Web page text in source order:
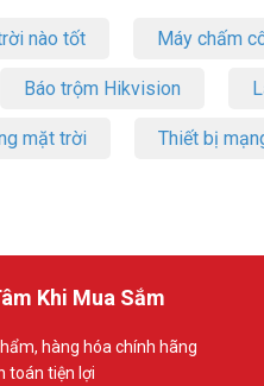
nào tốt Máy chấm
Báo trộm Hikvision
mặt trời Thiết bị
Khi Mua Sắm
hàng hóa chính hãng
toán tiện lợi